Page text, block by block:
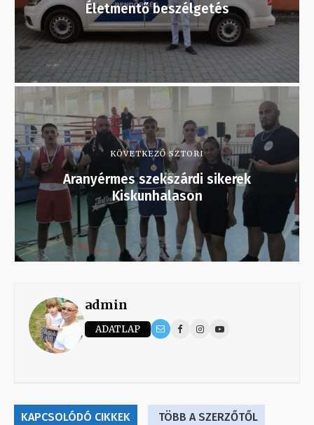
Életmentő beszélgetés
KÖVETKEZŐ SZTORI
Aranyérmes szekszárdi sikerek
Kiskunhalason
admin
ADATLAP
KAPCSOLÓDÓ CIKKEK TÖBB A SZERZŐTŐL